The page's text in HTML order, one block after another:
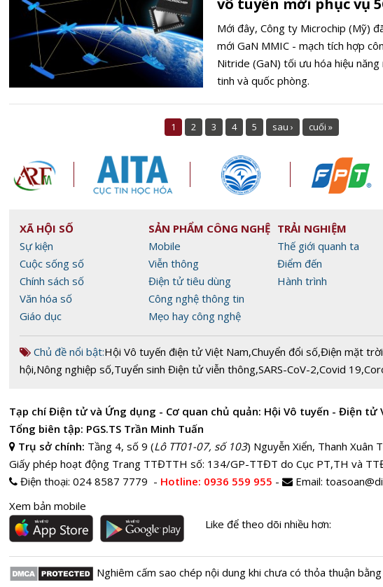
Mới đây, Công ty Microchip (Mỹ)
mới GaN MMIC - mạch tích hợp
Nitride (GaN) tối ưu hóa hiệu năng
tinh và quốc phòng.
1 2 3 4 5 sau › cuối »
XÃ HỘI SỐ
Sự kiện
Cuộc sống số
Chính sách số
Văn hóa số
Giáo dục
SẢN PHẨM CÔNG NGHỆ
Mobile
Viễn thông
Điện tử tiêu dùng
Công nghệ thông tin
Mẹo hay công nghệ
TRẢI NGHIỆM
Thế giới quanh ta
Điểm đến
Hành trình
Chủ đề nổi bật:Hội Vô tuyến điện tử Việt Nam,Chuyển đổi số,Điện mặt trời
hội,Nông nghiệp số,Tuyển sinh Điện tử viễn thông,SARS-CoV-2,Covid 19,
Tạp chí Điện tử và Ứng dụng - Cơ quan chủ quản: Hội Vô tuyến - Điện tử
Tổng biên tập: PGS.TS Trần Minh Tuấn
Trụ sở chính: Tầng 4, số 9 (Lô TT01-07, số 103) Nguyễn Xiển, Thanh Xuân
Giấy phép hoạt động Trang TTĐTTH số: 134/GP-TTĐT do Cục PT,TH và
Điện thoại: 024 8587 7779 - Hotline: 0936 559 955 - Email:
Xem bản mobile
Like để theo dõi nhiều hơn:
Nghiêm cấm sao chép nội dung khi chưa có thỏa thuận bằng